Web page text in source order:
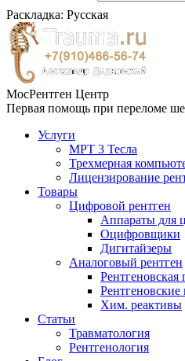
Раскладка: Русская
МосРентген Центр
Первая помощь при переломе
Услуги
МРТ 3 Тесла
Трехмерная
Лицензирование
Товары
Цифровой рентген
Аппараты для
Оцифровщики
Дигитайзеры
Аналоговый рентген
Рентгеновская
Рентгеновские
Хим. реактивы
Статьи
Травматология
Рентгенология